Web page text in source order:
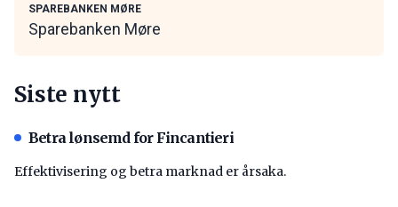
SPAREBANKEN MØRE
Sparebanken Møre
Siste nytt
Betra lønsemd for Fincantieri
Effektivisering og betra marknad er årsaka.